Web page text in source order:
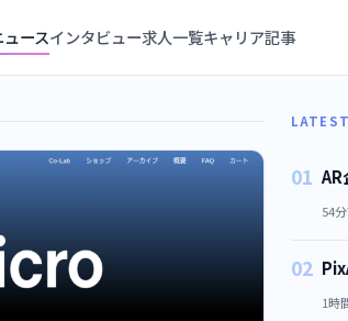
ースインタビュー求人一覧キャリア記事
01
54
02
1時